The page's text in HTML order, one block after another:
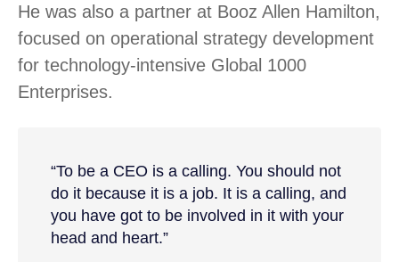
He was also a partner at Booz Allen Hamilton,
focused on operational strategy development
for technology-intensive Global 1000
Enterprises.
“To be a CEO is a calling. You should not
do it because it is a job. It is a calling, and
you have got to be involved in it with your
head and heart.”